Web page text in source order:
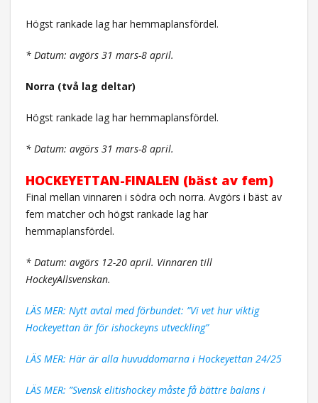
Högst rankade lag har hemmaplansfördel.
* Datum: avgörs 31 mars-8 april.
Norra (två lag deltar)
Högst rankade lag har hemmaplansfördel.
* Datum: avgörs 31 mars-8 april.
HOCKEYETTAN-FINALEN (bäst av fem)
Final mellan vinnaren i södra och norra. Avgörs i bäst av
fem matcher och högst rankade lag har
hemmaplansfördel.
* Datum: avgörs 12-20 april. Vinnaren till
HockeyAllsvenskan.
LÄS MER: Nytt avtal med förbundet: ”Vi vet hur viktig
Hockeyettan är för ishockeyns utveckling”
LÄS MER: Här är alla huvuddomarna i Hockeyettan 24/25
LÄS MER: ”Svensk elitishockey måste få bättre balans i